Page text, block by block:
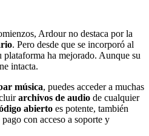
Ardour no destaca por la
. Pero desde que se incorporó al
ha mejorado. Aunque su
intacta.
música, puedes acceder a muchas
archivos de audio de cualquier
abierto es potente, también
con acceso a soporte y